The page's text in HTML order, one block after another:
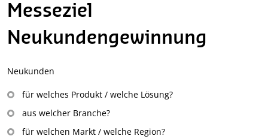
Messeziel
Neukundengewinnung
Neukunden
für welches Produkt / welche Lösung?
aus welcher Branche?
für welchen Markt / welche Region?